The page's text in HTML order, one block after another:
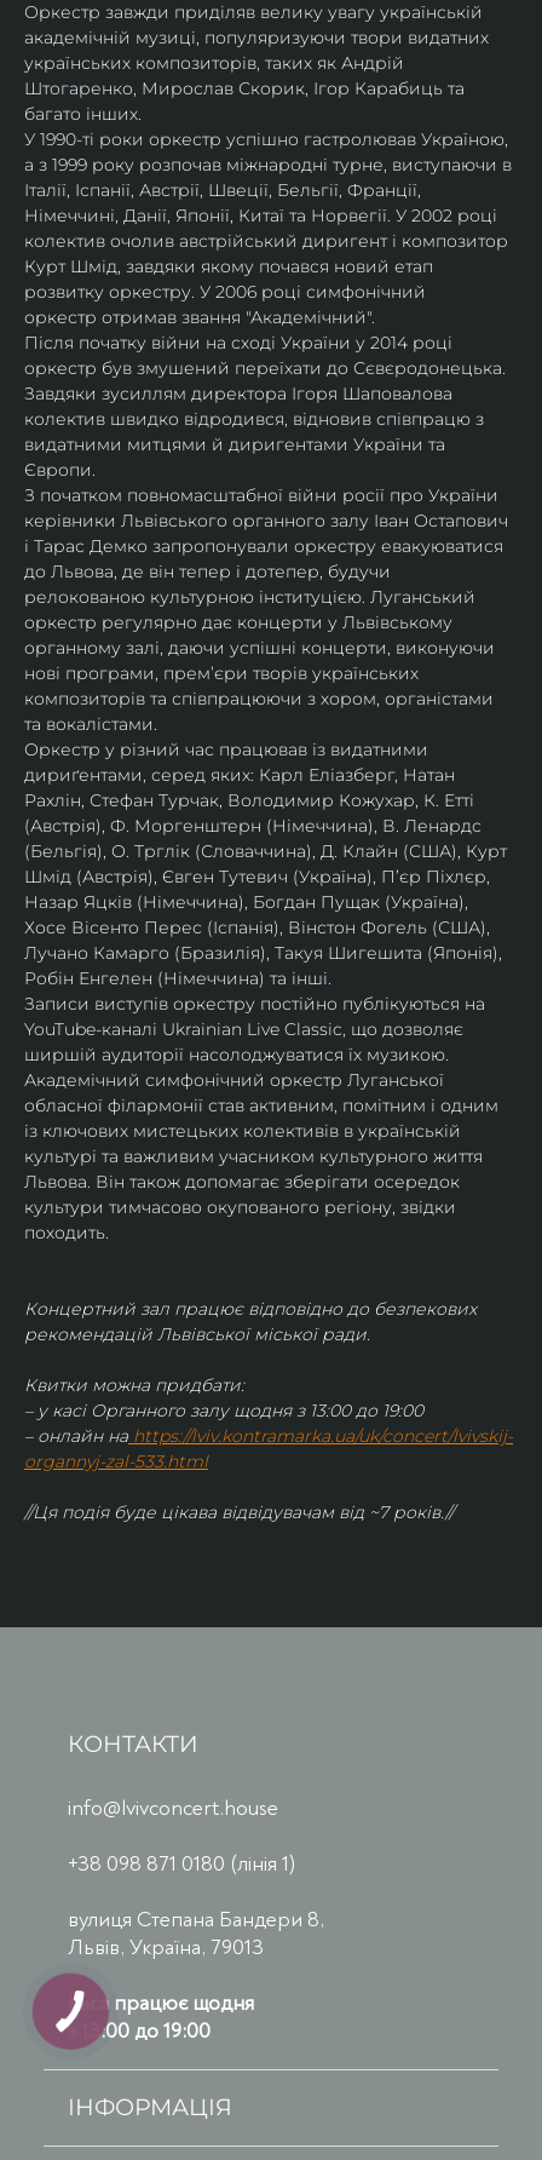
Оркестр завжди приділяв велику увагу українській
академічній музиці, популяризуючи твори видатних
українських композиторів, таких як Андрій
Штогаренко, Мирослав Скорик, Ігор Карабиць та
багато інших.
У 1990-ті роки оркестр успішно гастролював Україною,
а з 1999 року розпочав міжнародні турне, виступаючи в
Італії, Іспанії, Австрії, Швеції, Бельгії, Франції,
Німеччині, Данії, Японії, Китаї та Норвегії. У 2002 році
колектив очолив австрійський диригент і композитор
Курт Шмід, завдяки якому почався новий етап
розвитку оркестру. У 2006 році симфонічний
оркестр отримав звання "Академічний".
Після початку війни на сході України у 2014 році
оркестр був змушений переїхати до Сєвєродонецька.
Завдяки зусиллям директора Ігоря Шаповалова
колектив швидко відродився, відновив співпрацю з
видатними митцями й диригентами України та
Європи.
З початком повномасштабної війни росії про України
керівники Львівського органного залу Іван Остапович
і Тарас Демко запропонували оркестру евакуюватися
до Львова, де він тепер і дотепер, будучи
релокованою культурною інституцією. Луганський
оркестр регулярно дає концерти у Львівському
органному залі, даючи успішні концерти, виконуючи
нові програми, прем’єри творів українських
композиторів та співпрацюючи з хором, органістами
та вокалістами.
Оркестр у різний час працював із видатними
дириґентами, серед яких: Карл Еліазберг, Натан
Рахлін, Стефан Турчак, Володимир Кожухар, К. Етті
(Австрія), Ф. Моргенштерн (Німеччина), В. Ленардс
(Бельгія), О. Трглік (Словаччина), Д. Клайн (США), Курт
Шмід (Австрія), Євген Тутевич (Україна), П’єр Піхлєр,
Назар Яцків (Німеччина), Богдан Пущак (Україна),
Хосе Вісенто Перес (Іспанія), Вінстон Фогель (США),
Лучано Камарго (Бразилія), Такуя Шигешита (Японія),
Робін Енгелен (Німеччина) та інші.
Записи виступів оркестру постійно публікуються на
YouTube-каналі Ukrainian Live Classic, що дозволяє
ширшій аудиторії насолоджуватися їх музикою​.
Академічний симфонічний оркестр Луганської
обласної філармонії став активним, помітним і одним
із ключових мистецьких колективів в українській
культурі та важливим учасником культурного життя
Львова. Він також допомагає зберігати осередок
культури тимчасово окупованого регіону, звідки
походить.
Концертний зал працює відповідно до безпекових
рекомендацій Львівської міської ради.
Квитки можна придбати:
– у касі Органного залу щодня з 13:00 до 19:00
– онлайн на https://lviv.kontramarka.ua/uk/concert/lvivskij-
organnyj-zal-533.html
//Ця подія буде цікава відвідувачам від ~7 років.//
КОНТАКТИ
info@lvivconcert.house
+38 098 871 0180 (лінія 1)
вулиця Степана Бандери 8,
Львів, Україна, 79013
Каса працює щодня
з 13:00 до 19:00
ІНФОРМАЦІЯ